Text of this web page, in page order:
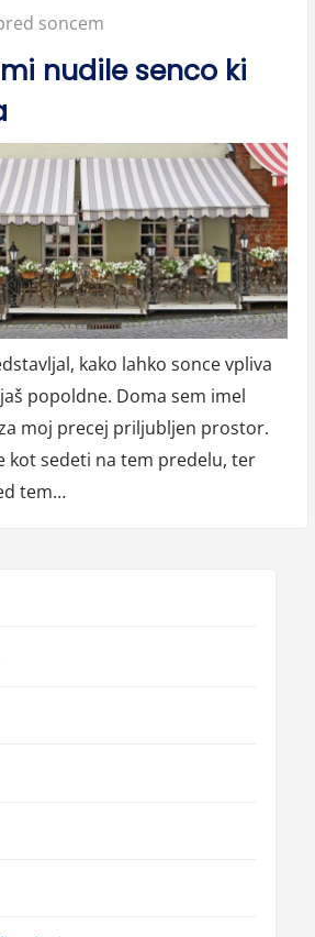
soncem
nudile senco ki
kako lahko sonce vpliva
popoldne. Doma sem imel
moj precej priljubljen prostor.
kot sedeti na tem predelu, ter
tem…